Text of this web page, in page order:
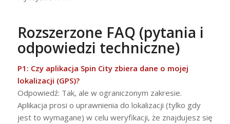
Rozszerzone FAQ (pytania i
odpowiedzi techniczne)
P1: Czy aplikacja Spin City zbiera dane o mojej
lokalizacji (GPS)?
Odpowiedź: Tak, ale w ograniczonym zakresie.
Aplikacja prosi o uprawnienia do lokalizacji (tylko gdy
jest to wymagane) w celu weryfikacji, że znajdujesz się